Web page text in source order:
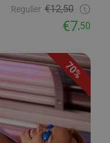
Regulier €12,50
€7,50
70%